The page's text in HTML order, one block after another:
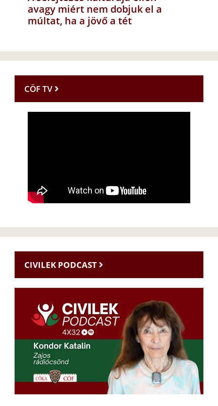
avagy miért nem dobjuk el a
múltat, ha a jövő a tét
CÖF TV
CIVILEK PODCAST